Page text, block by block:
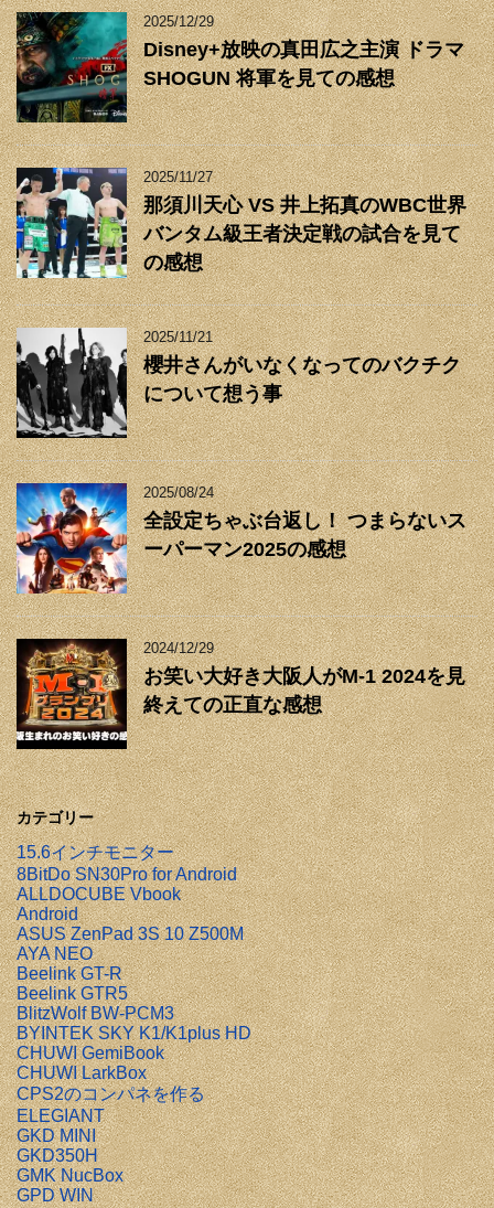
2025/12/29
Disney+放映の真田広之主演 ドラマ
SHOGUN 将軍を見ての感想
2025/11/27
那須川天心 VS 井上拓真のWBC世界
バンタム級王者決定戦の試合を見て
の感想
2025/11/21
櫻井さんがいなくなってのバクチク
について想う事
2025/08/24
全設定ちゃぶ台返し！ つまらないス
ーパーマン2025の感想
2024/12/29
お笑い大好き大阪人がM-1 2024を見
終えての正直な感想
カテゴリー
15.6インチモニター
8BitDo SN30Pro for Android
ALLDOCUBE Vbook
Android
ASUS ZenPad 3S 10 Z500M
AYA NEO
Beelink GT-R
Beelink GTR5
BlitzWolf BW-PCM3
BYINTEK SKY K1/K1plus HD
CHUWI GemiBook
CHUWI LarkBox
CPS2のコンパネを作る
ELEGIANT
GKD MINI
GKD350H
GMK NucBox
GPD WIN